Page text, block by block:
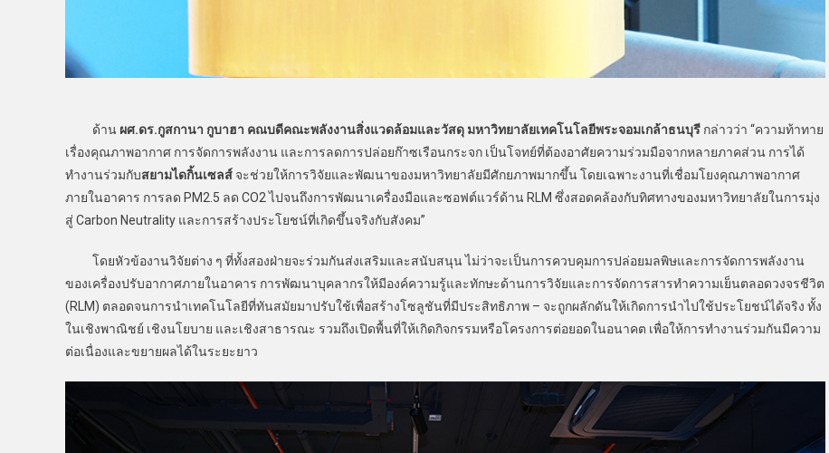
ด้าน ผศ.ดร.กูสกานา กูบาฮา คณบดีคณะพลังงานสิ่งแวดล้อมและวัสดุ มหาวิทยาลัยเทคโนโลยีพระจอมเกล้าธนบุรี กล่าวว่า “ความท้าทาย
เรื่องคุณภาพอากาศ การจัดการพลังงาน และการลดการปล่อยก๊าซเรือนกระจก เป็นโจทย์ที่ต้องอาศัยความร่วมมือจากหลายภาคส่วน การได้
ทำงานร่วมกับสยามไดกิ้นเซลส์ จะช่วยให้การวิจัยและพัฒนาของมหาวิทยาลัยมีศักยภาพมากขึ้น โดยเฉพาะงานที่เชื่อมโยงคุณภาพอากาศ
ภายในอาคาร การลด PM2.5 ลด CO2 ไปจนถึงการพัฒนาเครื่องมือและซอฟต์แวร์ด้าน RLM ซึ่งสอดคล้องกับทิศทางของมหาวิทยาลัยในการมุ่ง
สู่ Carbon Neutrality และการสร้างประโยชน์ที่เกิดขึ้นจริงกับสังคม”
โดยหัวข้องานวิจัยต่าง ๆ ที่ทั้งสองฝ่ายจะร่วมกันส่งเสริมและสนับสนุน ไม่ว่าจะเป็นการควบคุมการปล่อยมลพิษและการจัดการพลังงาน
ของเครื่องปรับอากาศภายในอาคาร การพัฒนาบุคลากรให้มีองค์ความรู้และทักษะด้านการวิจัยและการจัดการสารทำความเย็นตลอดวงจรชีวิต
(RLM) ตลอดจนการนำเทคโนโลยีที่ทันสมัยมาปรับใช้เพื่อสร้างโซลูชันที่มีประสิทธิภาพ – จะถูกผลักดันให้เกิดการนำไปใช้ประโยชน์ได้จริง ทั้ง
ในเชิงพาณิชย์ เชิงนโยบาย และเชิงสาธารณะ รวมถึงเปิดพื้นที่ให้เกิดกิจกรรมหรือโครงการต่อยอดในอนาคต เพื่อให้การทำงานร่วมกันมีความ
ต่อเนื่องและขยายผลได้ในระยะยาว